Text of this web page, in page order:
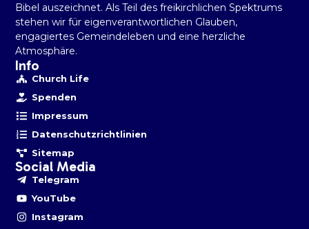
Bibel auszeichnet. Als Teil des freikirchlichen Spektrums
stehen wir für eigenverantwortlichen Glauben,
engagiertes Gemeindeleben und eine herzliche
Atmosphäre.
Info
Church Life
Spenden
Impressum
Datenschutzrichtlinien
Sitemap
Social Media
Telegram
YouTube
Instagram